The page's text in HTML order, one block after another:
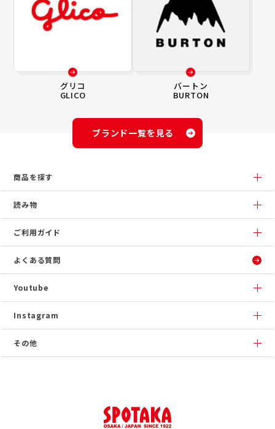
グリコ
GLICO
バートン
BURTON
ブランド一覧を見る
商品を探す
読み物
ご利用ガイド
よくある質問
Youtube
Instagram
その他